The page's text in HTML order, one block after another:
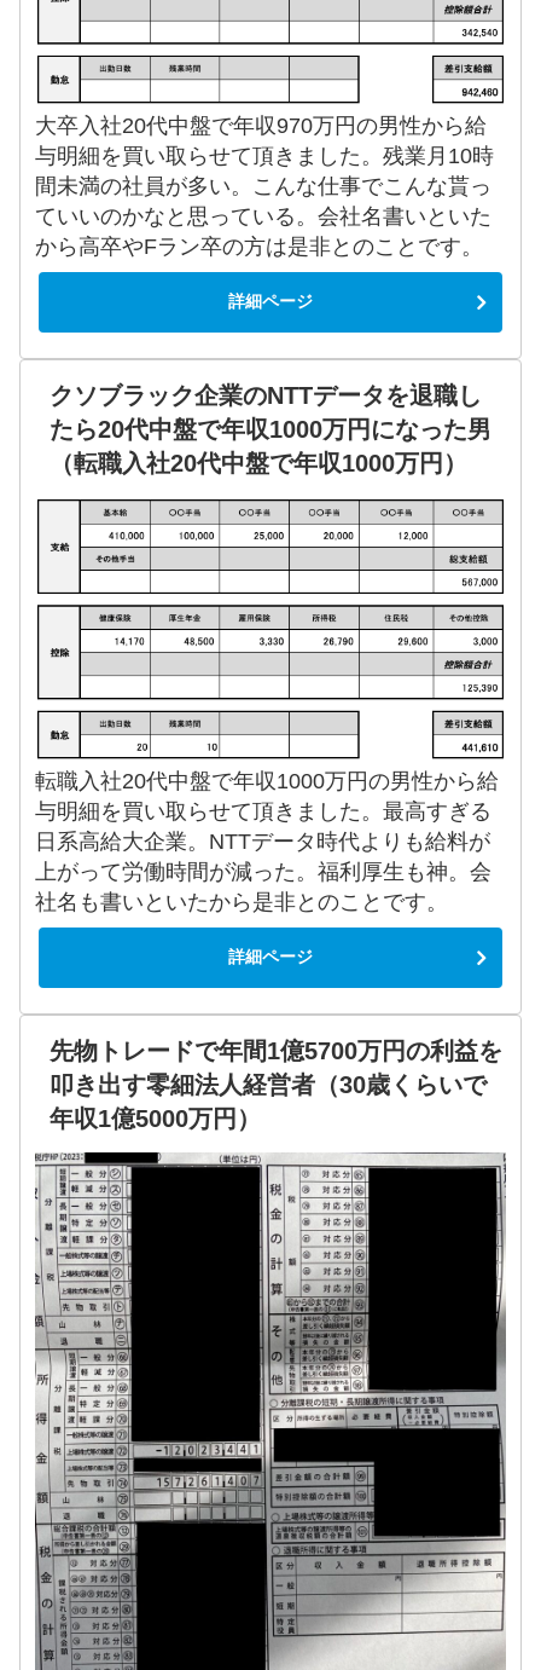
大卒入社20代中盤で年収970万円の男性から給
与明細を買い取らせて頂きました。残業月10時
間未満の社員が多い。こんな仕事でこんな貰っ
ていいのかなと思っている。会社名書いといた
から高卒やFラン卒の方は是非とのことです。
詳細ページ
クソブラック企業のNTTデータを退職し
たら20代中盤で年収1000万円になった男
（転職入社20代中盤で年収1000万円）
転職入社20代中盤で年収1000万円の男性から給
与明細を買い取らせて頂きました。最高すぎる
日系高給大企業。NTTデータ時代よりも給料が
上がって労働時間が減った。福利厚生も神。会
社名も書いといたから是非とのことです。
詳細ページ
先物トレードで年間1億5700万円の利益を
叩き出す零細法人経営者（30歳くらいで
年収1億5000万円）